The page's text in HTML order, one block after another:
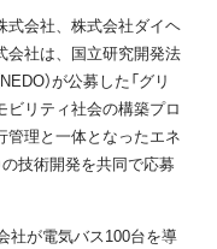
式会社、株式会社ダイヘ
会社は、国立研究開発法
）が公募した「グリ
リティ社会の構築プロ
管理と一体となったエネ
の技術開発を共同で応募
社が電気バス100台を導